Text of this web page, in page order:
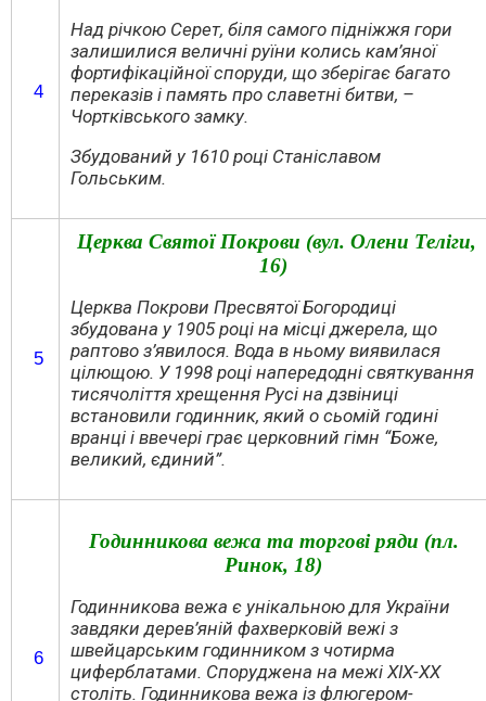
4
Над річкою Серет, біля самого підніжжя гори
залишилися величні руїни колись кам’яної
фортифікаційної споруди, що зберігає багато
переказів і память про славетні битви, –
Чортківського замку.
Збудований у 1610 році Станіславом
Гольським.
5
Церква Святої Покрови (вул. Олени Теліги,
16)
Церква Покрови Пресвятої Богородиці
збудована у 1905 році на місці джерела, що
раптово з’явилося. Вода в ньому виявилася
цілющою. У 1998 році напередодні святкування
тисячоліття хрещення Русі на дзвіниці
встановили годинник, який о сьомій годині
вранці і ввечері грає церковний гімн “Боже,
великий, єдиний”.
6
Годинникова вежа та торгові ряди (пл.
Ринок, 18)
Годинникова вежа є унікальною для України
завдяки дерев’яній фахверковій вежі з
швейцарським годинником з чотирма
циферблатами. Споруджена на межі ХІХ-ХХ
століть. Годинникова вежа із флюгером-